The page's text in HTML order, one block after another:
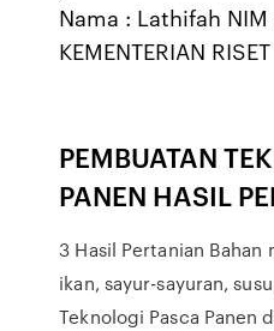
Nama : Lathifah
KEMENTERIAN
PEMBUATAN
PANEN HASIL
3 Hasil Pertanian
ikan, sayur-sayuran,
Teknologi Pasca Panen